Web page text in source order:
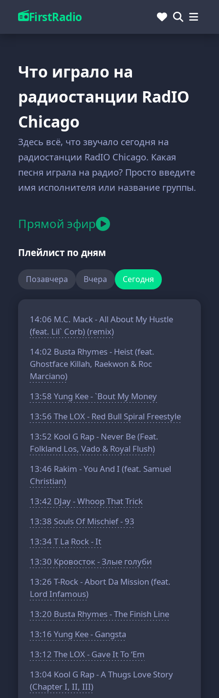
FirstRadio
Что играло на
радиостанции RadIO
Chicago
Здесь всё, что звучало сегодня на
радиостанции RadIO Chicago. Какая
песня играла на радио? Просто введите
имя исполнителя или название группы.
Прямой эфир
Плейлист по дням
Позавчера Вчера Сегодня
14:06 M.C. Mack - All About My Hustle
(feat. Lil` Corb) (remix)
14:02 Busta Rhymes - Heist (feat.
Ghostface Killah, Raekwon & Roc
Marciano)
13:58 Yung Kee - `Bout My Money
13:56 The LOX - Red Bull Spiral Freestyle
13:52 Kool G Rap - Never Be (Feat.
Folkland Los, Vado & Royal Flush)
13:46 Rakim - You And I (feat. Samuel
Christian)
13:42 DJay - Whoop That Trick
13:38 Souls Of Mischief - 93
13:34T La Rock - It
13:30 Кровосток - Злые голуби
13:26 T-Rock - Abort Da Mission (feat.
Lord Infamous)
13:20 Busta Rhymes - The Finish Line
13:16 Yung Kee - Gangsta
13:12 The LOX - Gave It To ‘Em
13:04 Kool G Rap - A Thugs Love Story
(Chapter I, II, III)